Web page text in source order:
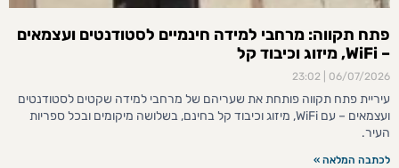
פתח תקווה: מרחבי למידה חינמיים לסטודנטים ועצמאים
– WiFi, מיזוג וכיבוד קל
06/07/2026
עיריית פתח תקווה פותחת את שעריהם של מרחבי למידה שקטים לסטודנטים
ועצמאים – עם WiFi, מיזוג וכיבוד קל בחינם, בשלושה מיקומים ובכל ספריות
העיר.
לכתבה המלאה »